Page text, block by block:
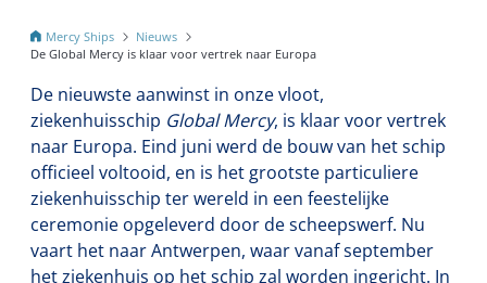
Mercy Ships
Nieuws
De Global Mercy is klaar voor vertrek naar Europa
De nieuwste aanwinst in onze vloot,
ziekenhuisschip Global Mercy, is klaar voor vertrek
naar Europa. Eind juni werd de bouw van het schip
officieel voltooid, en is het grootste particuliere
ziekenhuisschip ter wereld in een feestelijke
ceremonie opgeleverd door de scheepswerf. Nu
vaart het naar Antwerpen, waar vanaf september
het ziekenhuis op het schip zal worden ingericht. In